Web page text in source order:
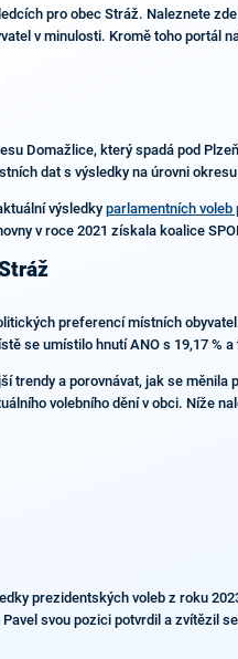
pro obec Stráž. Naleznete
v minulosti. Kromě toho portál
Domažlice, který spadá pod
dat s výsledky na úrovni
výsledky parlamentních
v roce 2021 získala koalice
preferencí místních
se umístilo hnutí ANO s 19,17
trendy a porovnávat, jak se
volebního dění v obci. Níže
prezidentských voleb z roku
svou pozici potvrdil a zvítězil